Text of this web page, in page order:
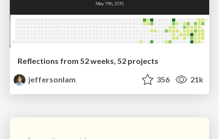
Reflections from 52 weeks, 52 projects
jeffersonlam
356 21k